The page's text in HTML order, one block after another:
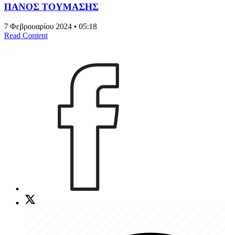
ΠΑΝΟΣ ΤΟΥΜΑΣΗΣ
7 Φεβρουαρίου 2024 • 05:18
Read Content